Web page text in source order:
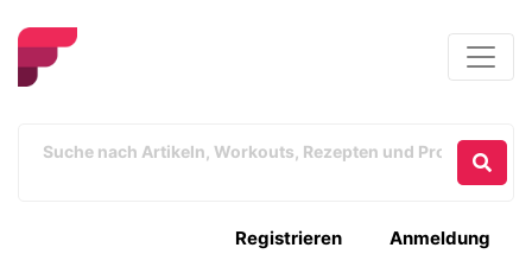
Anmeldung
Registrieren